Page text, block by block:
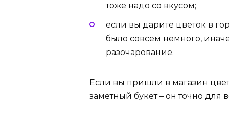
тоже надо со вкусом;
если вы дарите цветок в
было совсем немного,
разочарование.
Если вы пришли в магазин
заметный букет – он точно для